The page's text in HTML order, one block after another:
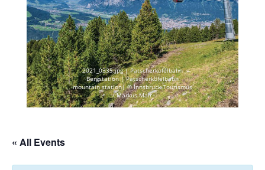
2021_0335.jpg | Patscherkofelbahn
Bergstation | Patscherkofelbahn
mountain station| © Innsbruck Tourismus
/ Markus Mair
« All Events